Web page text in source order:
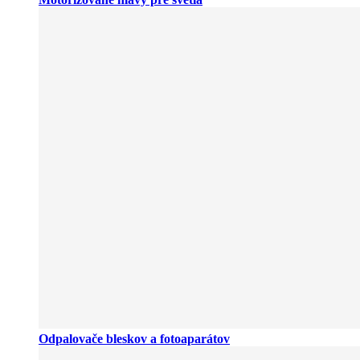
Odpalovače bleskov a fotoaparátov